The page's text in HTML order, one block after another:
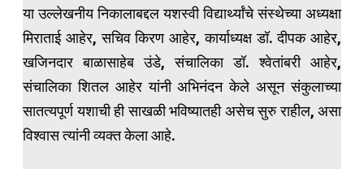
या उल्लेखनीय निकालाबद्दल यशस्वी विद्यार्थ्यांचे संस्थेच्या अध्यक्षा
मिराताई आहेर, सचिव किरण आहेर, कार्याध्यक्ष डॉ. दीपक आहेर,
खजिनदार बाळासाहेब उंडे, संचालिका डॉ. श्वेतांबरी आहेर,
संचालिका शितल आहेर यांनी अभिनंदन केले असून संकुलाच्या
सातत्यपूर्ण यशाची ही साखळी भविष्यातही असेच सुरु राहील, असा
विश्वास त्यांनी व्यक्त केला आहे.